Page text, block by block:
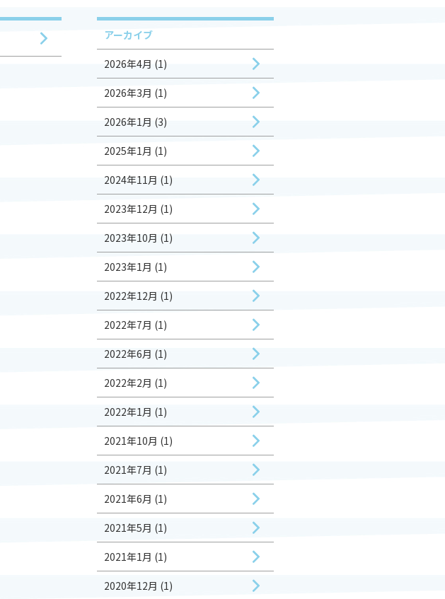
アーカイブ
2026年4月 (1)
2026年3月 (1)
2026年1月 (3)
2025年1月 (1)
2024年11月 (1)
2023年12月 (1)
2023年10月 (1)
2023年1月 (1)
2022年12月 (1)
2022年7月 (1)
2022年6月 (1)
2022年2月 (1)
2022年1月 (1)
2021年10月 (1)
2021年7月 (1)
2021年6月 (1)
2021年5月 (1)
2021年1月 (1)
2020年12月 (1)